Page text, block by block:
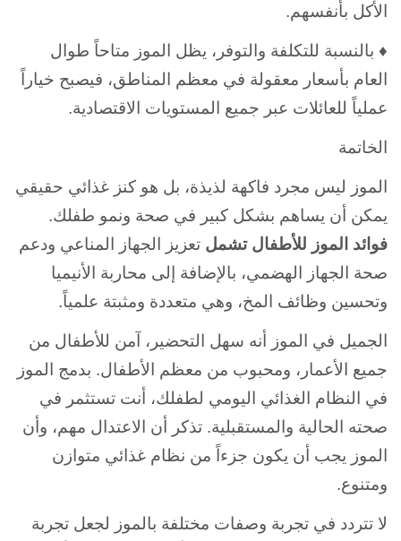
الأكل بأنفسهم.
♦ بالنسبة للتكلفة والتوفر، يظل الموز متاحاً طوال
العام بأسعار معقولة في معظم المناطق، فيصبح خياراً
عملياً للعائلات عبر جميع المستويات الاقتصادية.
الخاتمة
الموز ليس مجرد فاكهة لذيذة، بل هو كنز غذائي حقيقي
يمكن أن يساهم بشكل كبير في صحة ونمو طفلك.
فوائد الموز للأطفال تشمل تعزيز الجهاز المناعي ودعم
صحة الجهاز الهضمي، بالإضافة إلى محاربة الأنيميا
وتحسين وظائف المخ، وهي متعددة ومثبتة علمياً.
الجميل في الموز أنه سهل التحضير، آمن للأطفال من
جميع الأعمار، ومحبوب من معظم الأطفال. بدمج الموز
في النظام الغذائي اليومي لطفلك، أنت تستثمر في
صحته الحالية والمستقبلية. تذكر أن الاعتدال مهم، وأن
الموز يجب أن يكون جزءاً من نظام غذائي متوازن
ومتنوع.
لا تتردد في تجربة وصفات مختلفة بالموز لجعل تجربة